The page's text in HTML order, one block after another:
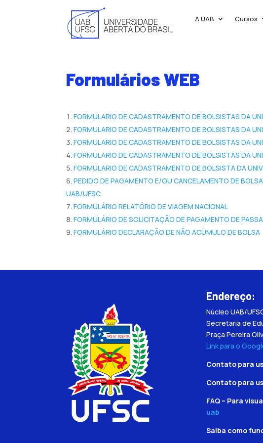
A UAB Cursos
Formulários WEB
FORMULARIO DE CADASTRAMENTO DE BOLSISTAS DA
FORMULARIO DE CADASTRAMENTO DE BOLSISTAS DA
FORMULARIO DE CADASTRAMENTO DE BOLSISTAS DA
FORMULARIO DE CADASTRAMENTO DE BOLSISTAS DA
FORMULARIO DE CADASTRAMENTO DE BOLSISTA DA
PEDIDO DE PAGAMENTO E/OU CANCELAMENTO DE
UAB/UFSC
FORMULÁRIO RELATÓRIO DE VIAGEM NACIONAL
FORMULÁRIO DE SOLICITAÇÃO DE PAGAMENTO DE
FORMULÁRIO DECLARAÇÃO DE NÃO ACÚMULO DE BOLSA
Endereço:
Núcleo UAB/
Secretaria de
Praça Pereira
Link para o
Contato para
Contato para
FAQ – Para
uab
Saiba como